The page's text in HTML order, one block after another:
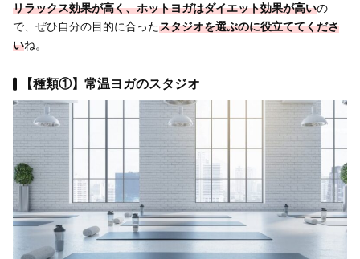
リラックス効果が高く、ホットヨガはダイエット効果が高いの
で、ぜひ自分の目的に合ったスタジオを選ぶのに役立ててくださ
いね。
【種類①】常温ヨガのスタジオ